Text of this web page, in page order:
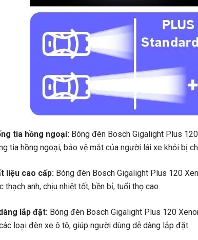
tia hồng ngoại: Bóng đèn Bosch Gigalight Plus
tia hồng ngoại, bảo vệ mắt của người lái xe khỏi bị
liệu cao cấp: Bóng đèn Bosch Gigalight Plus 120
thạch anh, chịu nhiệt tốt, bền bỉ, tuổi thọ cao.
lắp đặt: Bóng đèn Bosch Gigalight Plus 120
loại đèn xe ô tô, giúp người dùng dễ dàng lắp đặt.